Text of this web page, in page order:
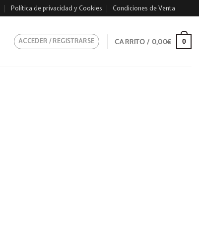
Política de privacidad y Cookies Condiciones de Venta
ACCEDER / REGISTRARSE CARRITO / 0,00€ 0